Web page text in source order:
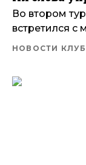
Во втором
встретился с
НОВОСТИ